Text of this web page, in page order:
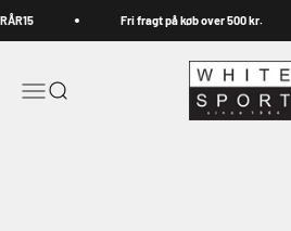
Spring til indhold
Fri fragt på køb over 500 kr.
Åbn navigationsmenu
Åbn søgefunktion
Whitesport.com